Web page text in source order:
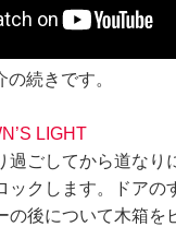
の続きです。
LIGHT
過ごしてから道なり
ックします。ドアの
の後について木箱を